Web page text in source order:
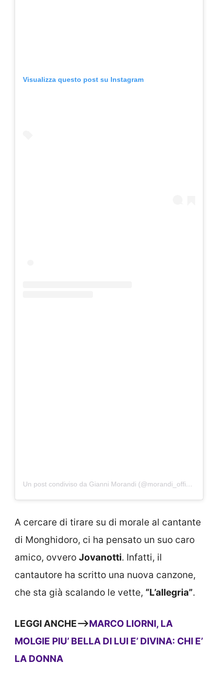
Visualizza questo post su Instagram
Un post condiviso da Gianni Morandi (@morandi_official)
A cercare di tirare su di morale al cantante
di Monghidoro, ci ha pensato un suo caro
amico, ovvero Jovanotti. Infatti, il
cantautore ha scritto una nuova canzone,
che sta già scalando le vette, “L’allegria”.
LEGGI ANCHE—>MARCO LIORNI, LA
MOLGIE PIU’ BELLA DI LUI E’ DIVINA: CHI E’
LA DONNA